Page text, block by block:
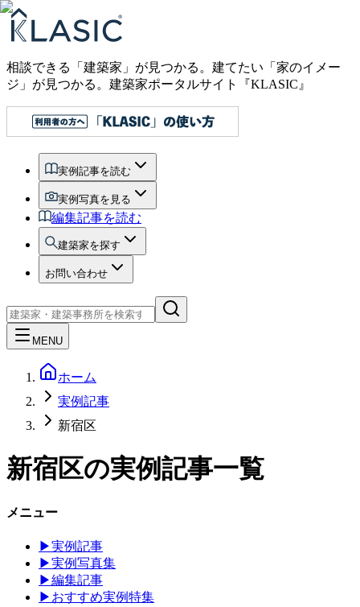
相談できる「建築家」が見つかる。建てたい「家のイメー
ジ」が見つかる。 建築家ポータルサイト『KLASIC』
実例記事を読む
実例写真を見る
編集記事を読む
建築家を探す
お問い合わせ
MENU
ホーム
実例記事
新宿区
新宿区の実例記事一覧
メニュー
▶実例記事
▶実例写真集
▶編集記事
▶ おすすめ実例特集